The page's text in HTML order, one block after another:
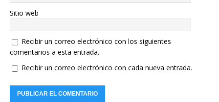
Sitio web
Recibir un correo electrónico con los siguientes
comentarios a esta entrada.
Recibir un correo electrónico con cada nueva entrada.